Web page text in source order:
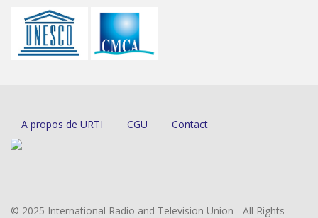
A propos de URTI CGU Contact
© 2025 International Radio and Television Union - All Rights